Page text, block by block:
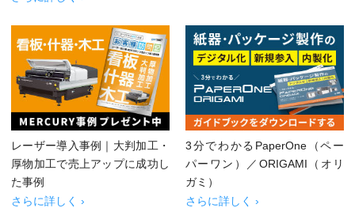
レーザー導入事例｜大判加工・
厚物加工で売上アップに成功し
た事例
さらに詳しく ›
3分でわかるPaperOne（ペー
パーワン）／ORIGAMI（オリ
ガミ）
さらに詳しく ›